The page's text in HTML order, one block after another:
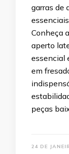
garras de
Conheça
aperto
essencial
em
peças
24 DE